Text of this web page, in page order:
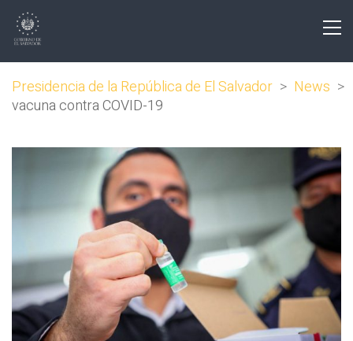
Presidencia de la República de El Salvador > News >
vacuna contra COVID-19